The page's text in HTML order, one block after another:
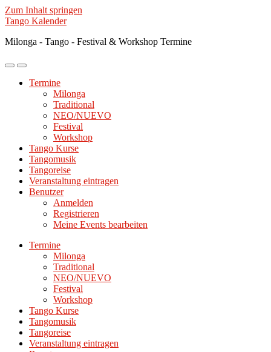
Zum Inhalt springen
Tango Kalender
Milonga - Tango - Festival & Workshop Termine
Mobile-
ein-/ausblenden
Suchfeld
ein-/ausblenden
Termine
Milonga
Traditional
NEO/NUEVO
Festival
Workshop
Tango Kurse
Tangomusik
Tangoreise
Veranstaltung eintragen
Benutzer
Anmelden
Registrieren
Meine Events bearbeiten
Termine
Milonga
Traditional
NEO/NUEVO
Festival
Workshop
Tango Kurse
Tangomusik
Tangoreise
Veranstaltung eintragen